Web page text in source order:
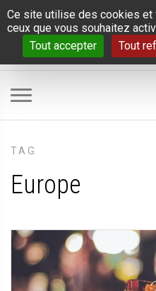
Panneau de gestion des cookies
Ce site utilise des cookies et
ceux que vous souhaitez
Tout accepter
Tout
TAG
Europe